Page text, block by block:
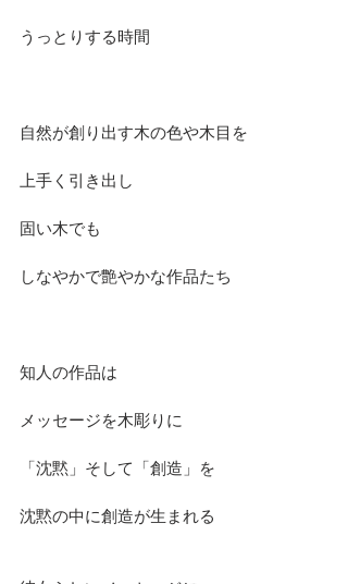
うっとりする時間
自然が創り出す木の色や木目を
上手く引き出し
固い木でも
しなやかで艶やかな作品たち
知人の作品は
メッセージを木彫りに
「沈黙」そして「創造」を
沈黙の中に創造が生まれる